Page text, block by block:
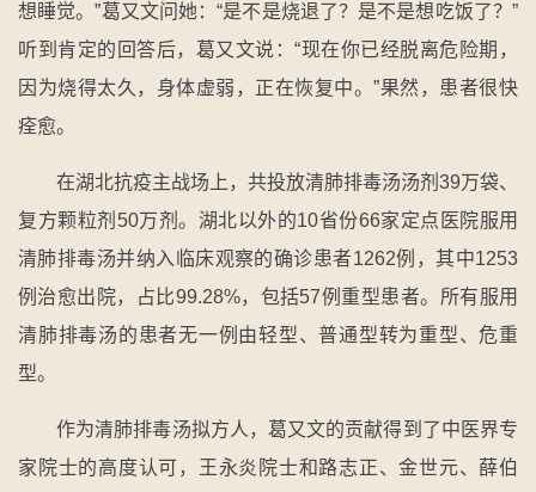
想睡觉。”葛又文问她：“是不是烧退了？是不是想吃饭了？”
听到肯定的回答后，葛又文说：“现在你已经脱离危险期，
因为烧得太久，身体虚弱，正在恢复中。”果然，患者很快
痊愈。
在湖北抗疫主战场上，共投放清肺排毒汤汤剂39万袋、
复方颗粒剂50万剂。湖北以外的10省份66家定点医院服用
清肺排毒汤并纳入临床观察的确诊患者1262例，其中1253
例治愈出院，占比99.28%，包括57例重型患者。所有服用
清肺排毒汤的患者无一例由轻型、普通型转为重型、危重
型。
作为清肺排毒汤拟方人，葛又文的贡献得到了中医界专
家院士的高度认可，王永炎院士和路志正、金世元、薛伯